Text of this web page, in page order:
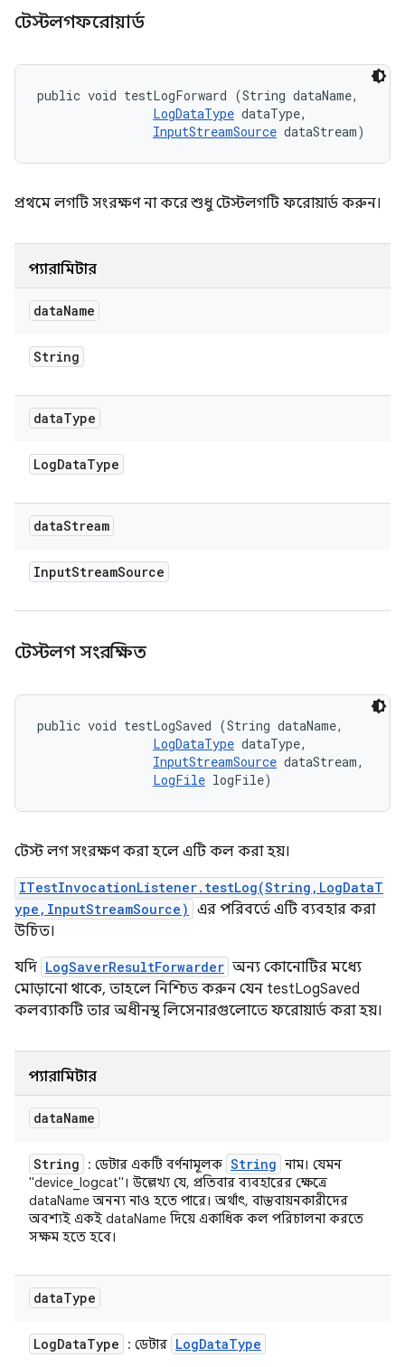
টেস্টলগফরোয়ার্ড
public void testLogForward (String dataName,
LogDataType dataType,
InputStreamSource dataStream)
প্রথমে লগটি সংরক্ষণ না করে শুধু টেস্টলগটি ফরোয়ার্ড করুন।
প্যারামিটার
dataName
String
dataType
LogDataType
dataStream
InputStreamSource
টেস্টলগ সংরক্ষিত
public void testLogSaved (String dataName,
LogDataType dataType,
InputStreamSource dataStream,
LogFile logFile)
টেস্ট লগ সংরক্ষণ করা হলে এটি কল করা হয়।
ITestInvocationListener.testLog(String,LogDataT
ype,InputStreamSource) এর পরিবর্তে এটি ব্যবহার করা
উচিত।
যদি LogSaverResultForwarder অন্য কোনোটির মধ্যে
মোড়ানো থাকে, তাহলে নিশ্চিত করুন যেন testLogSaved
কলব্যাকটি তার অধীনস্থ লিসেনারগুলোতে ফরোয়ার্ড করা হয়।
প্যারামিটার
dataName
String : ডেটার একটি বর্ণনামূলক String নাম। যেমন
"device_logcat"। উল্লেখ্য যে, প্রতিবার ব্যবহারের ক্ষেত্রে
dataName অনন্য নাও হতে পারে। অর্থাৎ, বাস্তবায়নকারীদের
অবশ্যই একই dataName দিয়ে একাধিক কল পরিচালনা করতে
সক্ষম হতে হবে।
dataType
LogDataType : ডেটার LogDataType